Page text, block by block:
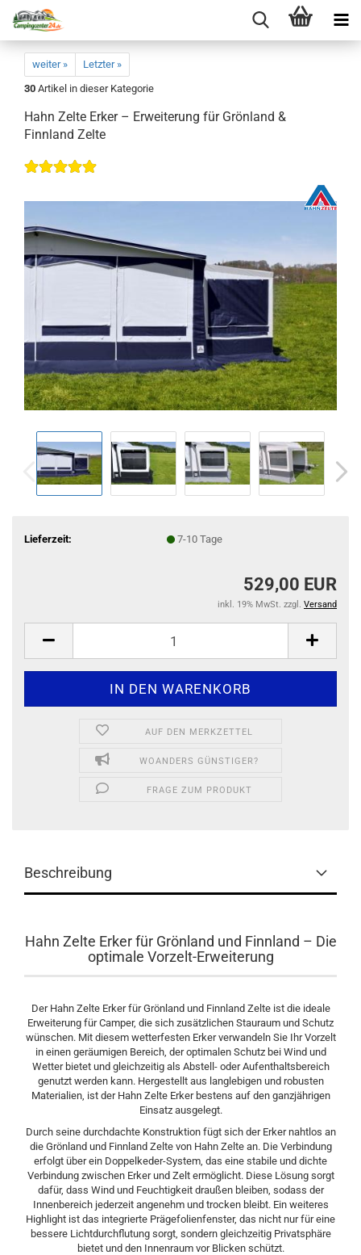
weiter »
Letzter »
30 Artikel in dieser Kategorie
Hahn Zelte Erker – Erweiterung für Grönland &
Finnland Zelte
Lieferzeit: 7-10 Tage
529,00 EUR
inkl. 19% MwSt. zzgl. Versand
AUF DEN MERKZETTEL
WOANDERS GÜNSTIGER?
FRAGE ZUM PRODUKT
Beschreibung
Hahn Zelte Erker für Grönland und Finnland – Die
optimale Vorzelt-Erweiterung
Der Hahn Zelte Erker für Grönland und Finnland Zelte ist die ideale
Erweiterung für Camper, die sich zusätzlichen Stauraum und Schutz
wünschen. Mit diesem wetterfesten Erker verwandeln Sie Ihr Vorzelt
in einen geräumigen Bereich, der optimalen Schutz bei Wind und
Wetter bietet und gleichzeitig als Abstell- oder Aufenthaltsbereich
genutzt werden kann. Hergestellt aus langlebigen und robusten
Materialien, ist der Hahn Zelte Erker bestens auf den ganzjährigen
Einsatz ausgelegt.
Durch seine durchdachte Konstruktion fügt sich der Erker nahtlos an
die Grönland und Finnland Zelte von Hahn Zelte an. Die Verbindung
erfolgt über ein Doppelkeder-System, das eine stabile und dichte
Verbindung zwischen Erker und Zelt ermöglicht. Diese Lösung sorgt
dafür, dass Wind und Feuchtigkeit draußen bleiben, sodass der
Innenbereich jederzeit angenehm und trocken bleibt. Ein weiteres
Highlight ist das integrierte Prägefolienfenster, das nicht nur für eine
bessere Lichtdurchflutung sorgt, sondern gleichzeitig Privatsphäre
bietet und den Innenraum vor Blicken schützt.